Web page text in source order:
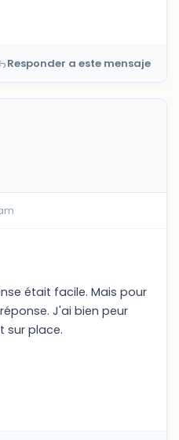
Responder a este mensaje
était facile. Mais pour
J'ai bien peur
sur place.